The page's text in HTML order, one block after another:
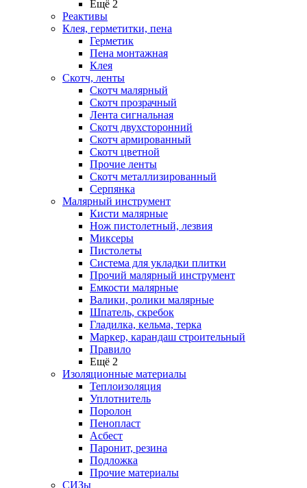
Ещё 2
Реактивы
Клея, герметитки, пена
Герметик
Пена монтажная
Клея
Скотч, ленты
Скотч малярный
Скотч прозрачный
Лента сигнальная
Скотч двухсторонний
Скотч армированный
Скотч цветной
Прочие ленты
Скотч металлизированный
Серпянка
Малярный инструмент
Кисти малярные
Нож пистолетный, лезвия
Миксеры
Пистолеты
Система для укладки плитки
Прочий малярный инструмент
Емкости малярные
Валики, ролики малярные
Шпатель, скребок
Гладилка, кельма, терка
Маркер, карандаш строительный
Правило
Ещё 2
Изоляционные материалы
Теплоизоляция
Уплотнитель
Поролон
Пенопласт
Асбест
Паронит, резина
Подложка
Прочие материалы
СИЗы